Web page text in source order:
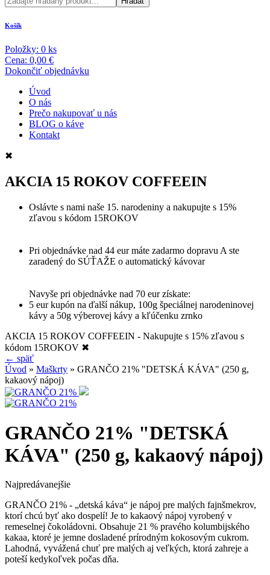
Košík
Položky: 0 ks
Cena: 0,00 €
Dokončiť objednávku
Úvod
O nás
Prečo nakupovať u nás
BLOG o káve
Kontakt
✖
AKCIA 15 ROKOV COFFEEIN
Oslávte s nami naše 15. narodeniny a nakupujte s 15%
zľavou s kódom 15ROKOV
Pri objednávke nad 44 eur máte zadarmo dopravu A ste
zaradený do SÚŤAŽE o automatický kávovar
Navyše pri objednávke nad 70 eur získate:
5 eur kupón na ďalší nákup, 100g špeciálnej narodeninovej
kávy a 50g výberovej kávy a kľúčenku zrnko
AKCIA 15 ROKOV COFFEEIN - Nakupujte s 15% zľavou s
kódom 15ROKOV ✖
← späť
Úvod » Maškrty » GRANČO 21% "DETSKÁ KÁVA" (250 g,
kakaový nápoj)
GRANČO 21% "DETSKÁ
KÁVA" (250 g, kakaový nápoj)
Najpredávanejšie
GRANČO 21% - „detská káva“ je nápoj pre malých fajnšmekrov,
ktorí chcú byť ako dospelí! Je to kakaový nápoj vyrobený v
remeselnej čokoládovni. Obsahuje 21 % pravého kolumbijského
kakaa, ktoré je jemne dosladené prírodným kokosovým cukrom.
Lahodná, vyvážená chuť pre malých aj veľkých, ktorá zahreje a
poteší kedykoľvek počas dňa.